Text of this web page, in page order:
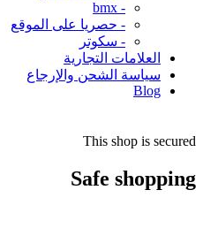
- bmx
- حصريا على الموقع
- سكوتر
العلامات التجارية
سياسة الشحن والإرجاع
Blog
This shop is secured
Safe shopping